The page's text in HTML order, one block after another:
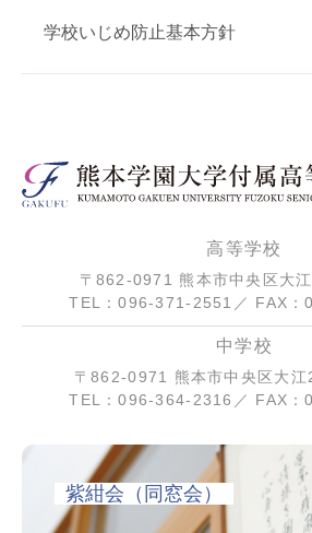
学校いじめ防止基本方針
高等学校
〒862-0971 熊本市中央区大
TEL：096-371-2551／ FAX：
中学校
〒862-0971 熊本市中央区大江
TEL：096-364-2316／ FAX：
紫紺会（同窓会）